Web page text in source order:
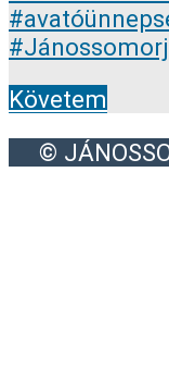
Követem
©